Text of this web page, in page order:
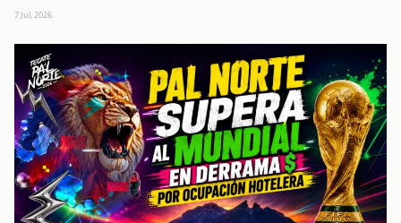
7 Jul, 2026